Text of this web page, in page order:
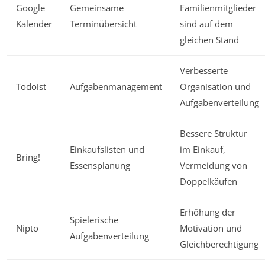
Google
Kalender
Gemeinsame
Terminübersicht
Familienmitglieder
sind auf dem
gleichen Stand
Todoist Aufgabenmanagement
Verbesserte
Organisation und
Aufgabenverteilung
Bring!
Einkaufslisten und
Essensplanung
Bessere Struktur
im Einkauf,
Vermeidung von
Doppelkäufen
Nipto
Spielerische
Aufgabenverteilung
Erhöhung der
Motivation und
Gleichberechtigung